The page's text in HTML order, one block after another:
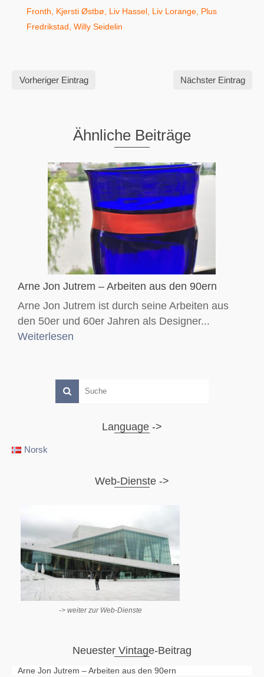
Fronth
Kjersti Østbø Liv Hassel Liv Lorange Plus
Fredrikstad Willy Seidelin
Vorheriger Eintrag Nächster Eintrag
Ähnliche Beiträge
Arne Jon Jutrem – Arbeiten aus den 90ern
Arne Jon Jutrem ist durch seine Arbeiten aus
den 50er und 60er Jahren als Designer...
Weiterlesen
Language ->
Norsk
Web-Dienste ->
-> weiter zur Web-Dienste
Neuester Vintage-Beitrag
Arne Jon Jutrem – Arbeiten aus den 90ern